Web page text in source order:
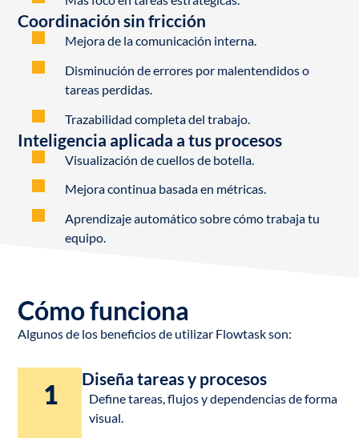
Coordinación sin fricción
Mejora de la comunicación interna.
Disminución de errores por malentendidos o
tareas perdidas.
Trazabilidad completa del trabajo.
Inteligencia aplicada a tus procesos
Visualización de cuellos de botella.
Mejora continua basada en métricas.
Aprendizaje automático sobre cómo trabaja tu
equipo.
Cómo funciona
Algunos de los beneficios de utilizar Flowtask son:
1
Diseña tareas y procesos
Define tareas, flujos y dependencias de forma
visual.